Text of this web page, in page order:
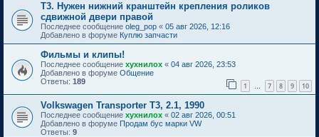
Т3. Нужен нижний кранштейн крепления роликов
сдвижной двери правой
Последнее сообщение oleg_pop « 05 авг 2026, 12:16
Добавлено в форуме Куплю запчасти
Фильмы и клипы!
Последнее сообщение хухнилох « 04 авг 2026, 23:53
Добавлено в форуме Общение
Ответы: 189 1 … 7 8 9 10
Volkswagen Transporter T3, 2.1, 1990
Последнее сообщение хухнилох « 02 авг 2026, 00:51
Добавлено в форуме Продам бус марки VW
Ответы: 9